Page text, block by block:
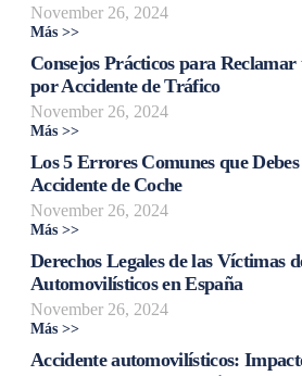
November 26, 2024
Más >>
Consejos Prácticos para
por Accidente de Tráfico
November 26, 2024
Más >>
Los 5 Errores Comunes que
Accidente de Coche
November 26, 2024
Más >>
Derechos Legales de las Víctimas
Automovilísticos en España
November 26, 2024
Más >>
Accidente automovilísticos: